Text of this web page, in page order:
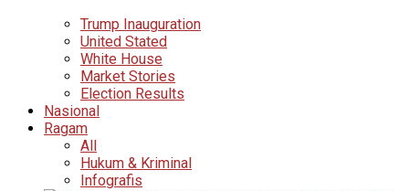
Trump Inauguration
United Stated
White House
Market Stories
Election Results
Nasional
Ragam
All
Hukum & Kriminal
Infografis